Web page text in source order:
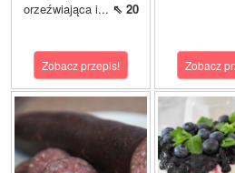
orzeźwiająca i... ⇖ 20
Zobacz przepis! Zobacz